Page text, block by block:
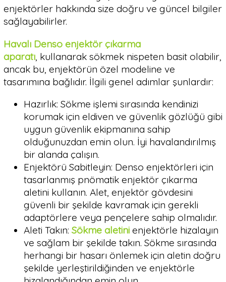
enjektörler hakkında size doğru ve güncel bilgiler
sağlayabilirler.
Havalı Denso enjektör çıkarma
aparatı, kullanarak sökmek nispeten basit olabilir,
ancak bu, enjektörün özel modeline ve
tasarımına bağlıdır. İlgili genel adımlar şunlardır:
Hazırlık: Sökme işlemi sırasında kendinizi
korumak için eldiven ve güvenlik gözlüğü gibi
uygun güvenlik ekipmanına sahip
olduğunuzdan emin olun. İyi havalandırılmış
bir alanda çalışın.
Enjektörü Sabitleyin: Denso enjektörleri için
tasarlanmış pnömatik enjektör çıkarma
aletini kullanın. Alet, enjektör gövdesini
güvenli bir şekilde kavramak için gerekli
adaptörlere veya pençelere sahip olmalıdır.
Aleti Takın: Sökme aletinienjektörle hizalayın
ve sağlam bir şekilde takın. Sökme sırasında
herhangi bir hasarı önlemek için aletin doğru
şekilde yerleştirildiğinden ve enjektörle